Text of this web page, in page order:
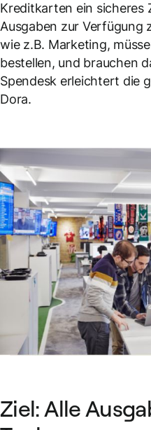
Kreditkarten ein sicheres
Ausgaben zur Verfügung
wie z.B. Marketing,
bestellen, und brauchen
Spendesk erleichtert die
Dora.
Ziel: Alle